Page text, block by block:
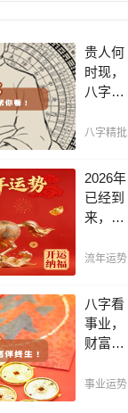
贵人何
时现，
八字帮
平阴阳
福，八
字精批
批出一
生好命
八字精批
2026年
已经到
来，如
把握先
吉避
凶，不
走弯
路，点
查看！
流年运势
八字看
事业，
财富伴
哪日出
事业运势